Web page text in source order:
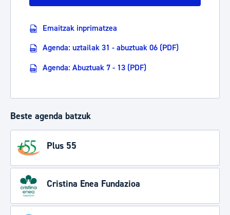
Emaitzak inprimatzea
Agenda: uztailak 31 - abuztuak 06 (PDF)
Agenda: Abuztuak 7 - 13 (PDF)
Beste agenda batzuk
Plus 55
Cristina Enea Fundazioa